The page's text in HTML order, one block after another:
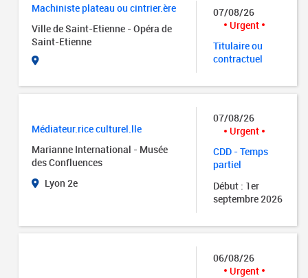
Machiniste plateau ou cintrier.ère
Ville de Saint-Etienne - Opéra de
Saint-Etienne
07/08/26
Urgent
Titulaire ou
contractuel
Médiateur.rice culturel.lle
Marianne International - Musée
des Confluences
Lyon 2e
07/08/26
Urgent
CDD - Temps
partiel
Début : 1er
septembre 2026
06/08/26
Urgent